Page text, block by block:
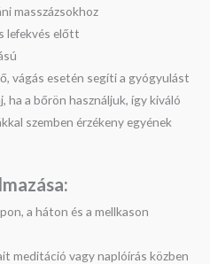
masszázsokhoz
lefekvés előtt
vágás esetén segíti a gyógyulást
ha a bőrön használjuk, így kiváló
szemben érzékeny egyének
a háton és a mellkason
meditáció vagy naplóírás közben